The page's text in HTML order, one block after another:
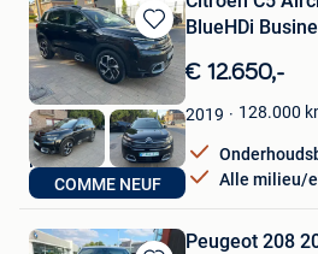
Bewaren
in
Mijn
Favorieten
COMME NEUF
BlueHDi
€ 12.650,-
2019 128.000
Alle milieu/
Nico
Dilbeek
Peugeot 208